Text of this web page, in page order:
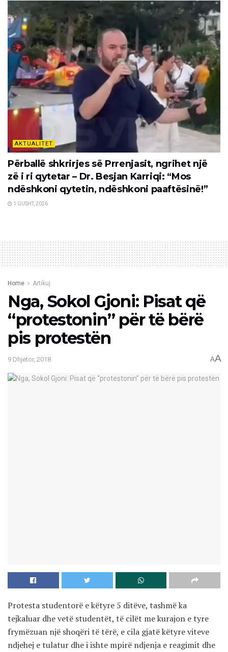
AKTUALITET
Përballë shkrirjes së Prrenjasit, ngrihet një
zë i ri qytetar – Dr. Besjan Karriqi: “Mos
ndëshkoni qytetin, ndëshkoni paaftësinë!”
1 GUSHT, 2026
Home Artikuj
Nga, Sokol Gjoni: Pisat që
“protestonin” për të bërë
pis protestën
9 Dhjetor, 2018 AA
Protesta studentorë e këtyre 5 ditëve, tashmë ka
tejkaluar dhe vetë studentët, të cilët me kurajon e tyre
frymëzuan një shoqëri të tërë, e cila gjatë këtyre viteve
ndjehej e tulatur dhe i ishte mpirë ndjenja e reagimit dhe